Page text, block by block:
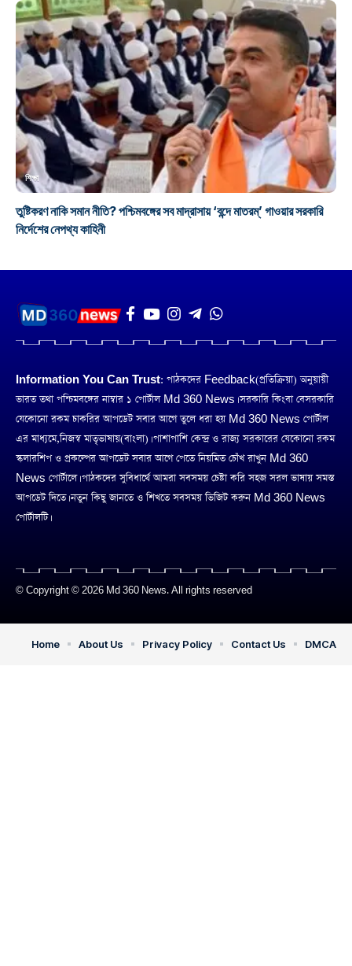
শিক্ষা
তুষ্টিকরণ নাকি সমান নীতি? পশ্চিমবঙ্গের সব মাদ্রাসায় ‘বন্দে মাতরম্’ গাওয়ার সরকারি
নির্দেশের নেপথ্য কাহিনী
Information You Can Trust: পাঠকদের Feedback(প্রতিক্রিয়া) অনুয়ায়ী
ভারত তথা পশ্চিমবঙ্গের নাম্বার ১ পোর্টাল Md 360 News। সরকারি কিংবা বেসরকারি
যেকোনো রকম চাকরির আপডেট সবার আগে তুলে ধরা হয় Md 360 News পোর্টাল
এর মাধ্যমে,নিজস্ব মাতৃভাষায়(বাংলা)। পাশাপাশি কেন্দ্র ও রাজ্য সরকারের যেকোনো রকম
স্কলারশিপ ও প্রকল্পের আপডেট সবার আগে পেতে নিয়মিত চোঁখ রাখুন Md 360
News পোর্টালে। পাঠকদের সুবিধার্থে আমরা সবসময় চেষ্টা করি সহজ সরল ভাষায় সমস্ত
আপডেট দিতে। নতুন কিছু জানতে ও শিখতে সবসময় ভিজিট করুন Md 360 News
পোর্টালটি।
© Copyright © 2026 Md 360 News. All rights reserved
Home About Us Privacy Policy Contact Us DMCA